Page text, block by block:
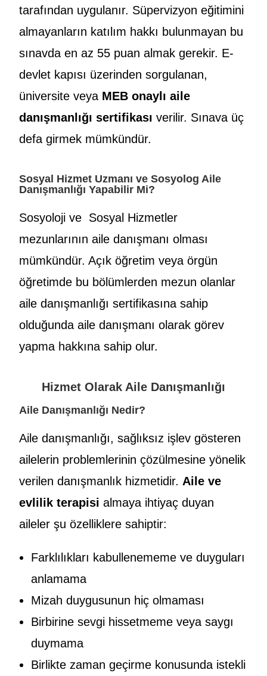
tarafından uygulanır. Süpervizyon eğitimini
almayanların katılım hakkı bulunmayan bu
sınavda en az 55 puan almak gerekir. E-
devlet kapısı üzerinden sorgulanan,
üniversite veya MEB onaylı aile
danışmanlığı sertifikası verilir. Sınava üç
defa girmek mümkündür.
Sosyal Hizmet Uzmanı ve Sosyolog Aile
Danışmanlığı Yapabilir Mi?
Sosyoloji ve Sosyal Hizmetler
mezunlarının aile danışmanı olması
mümkündür. Açık öğretim veya örgün
öğretimde bu bölümlerden mezun olanlar
aile danışmanlığı sertifikasına sahip
olduğunda aile danışmanı olarak görev
yapma hakkına sahip olur.
Hizmet Olarak Aile Danışmanlığı
Aile Danışmanlığı Nedir?
Aile danışmanlığı, sağlıksız işlev gösteren
ailelerin problemlerinin çözülmesine yönelik
verilen danışmanlık hizmetidir. Aile ve
evlilik terapisi almaya ihtiyaç duyan
aileler şu özelliklere sahiptir:
Farklılıkları kabullenememe ve duyguları
anlamama
Mizah duygusunun hiç olmaması
Birbirine sevgi hissetmeme veya saygı
duymama
Birlikte zaman geçirme konusunda istekli